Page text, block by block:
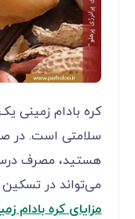
کره بادام زمینی
سلامتی است. در
هستید، مصرف
می‌تواند در تسکین
مزایای کره بادام